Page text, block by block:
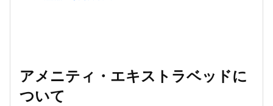
アメニティ・エキストラベッドに
ついて